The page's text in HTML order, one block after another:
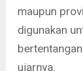
maupun
digunakan
ujarnya.